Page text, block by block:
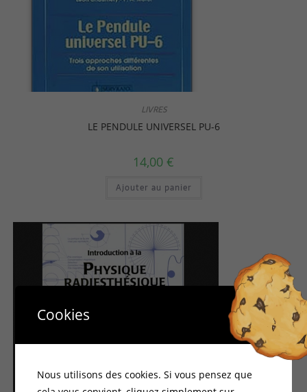
LIVRES
LE PENDULE UNIVERSEL PU-6
14,00 €
Ajouter au panier
Cookies
Nous utilisons des cookies. Si vous pensez que